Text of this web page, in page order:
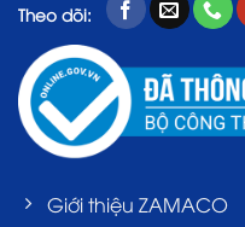
Theo dõi:
Giới thiệu ZAMACO